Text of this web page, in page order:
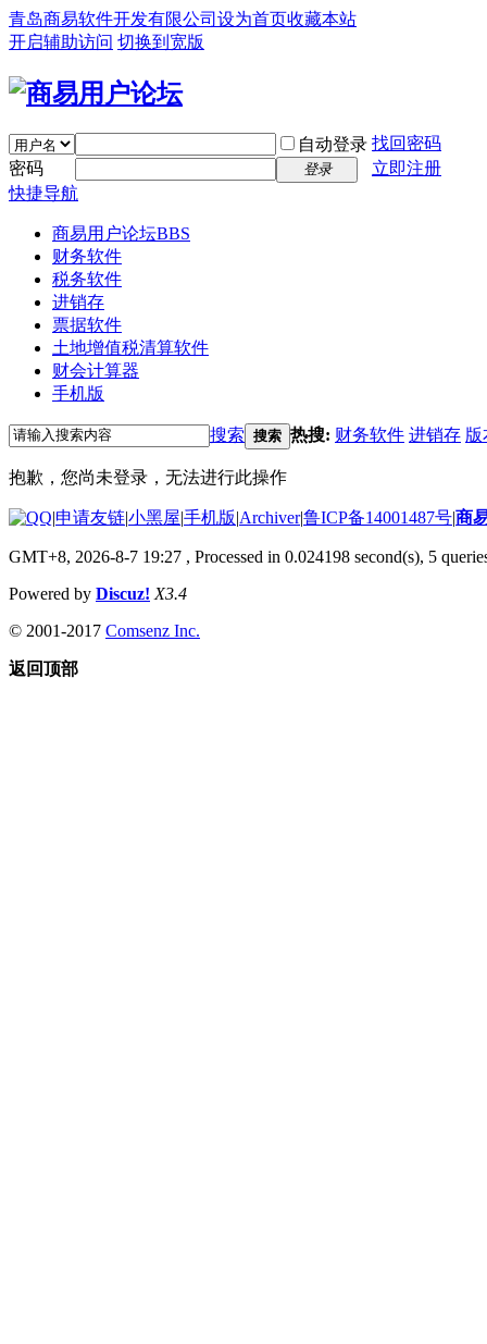
青岛商易软件开发有限公司 设为首页收藏本站
开启辅助访问 切换到宽版
自动登录 找回密码
密码
登录
立即注册
快捷导航
商易用户论坛BBS
财务软件
税务软件
进销存
票据软件
土地增值税清算软件
财会计算器
手机版
搜索 搜索 热搜: 财务软件 进销存 版
抱歉，您尚未登录，无法进行此操作
|申请友链|小黑屋|手机版|Archiver|鲁ICP备14001487号|商
GMT+8, 2026-8-7 19:27 , Processed in 0.024198 second(s), 5
Powered by Discuz! X3.4
© 2001-2017 Comsenz Inc.
返回顶部